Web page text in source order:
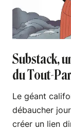
Substack,
du Tout-
Le géant
débaucher
créer un lien